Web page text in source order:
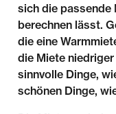
sich die passende
berechnen lässt.
die eine
die Miete
sinnvolle Dinge,
schönen Dinge,